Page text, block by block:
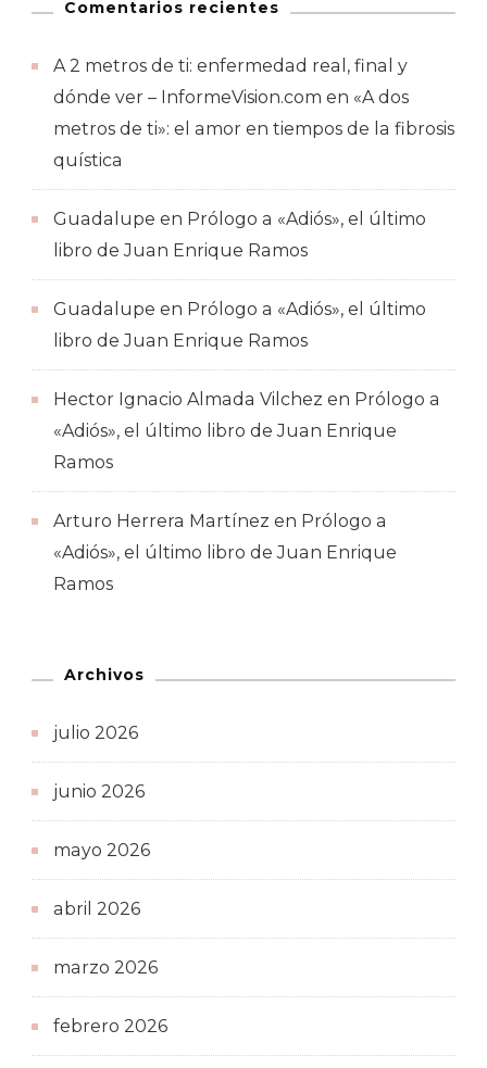
Comentarios recientes
A 2 metros de ti: enfermedad real, final y
dónde ver – InformeVision.com en «A dos
metros de ti»: el amor en tiempos de la fibrosis
quística
Guadalupe en Prólogo a «Adiós», el último
libro de Juan Enrique Ramos
Guadalupe en Prólogo a «Adiós», el último
libro de Juan Enrique Ramos
Hector Ignacio Almada Vilchez en Prólogo a
«Adiós», el último libro de Juan Enrique
Ramos
Arturo Herrera Martínez en Prólogo a
«Adiós», el último libro de Juan Enrique
Ramos
Archivos
julio 2026
junio 2026
mayo 2026
abril 2026
marzo 2026
febrero 2026